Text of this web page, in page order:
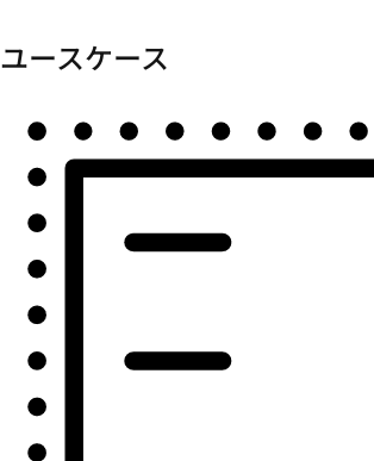
ユースケース